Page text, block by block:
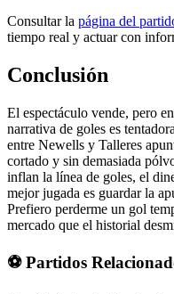
Consultar la página del
tiempo real y actuar con
Conclusión
El espectáculo vende, pero
narrativa de goles es
entre Newells y Talleres
cortado y sin demasiada
inflan la línea de goles, el
mejor jugada es guardar la
Prefiero perderme un gol
mercado que el historial
⚽ Partidos